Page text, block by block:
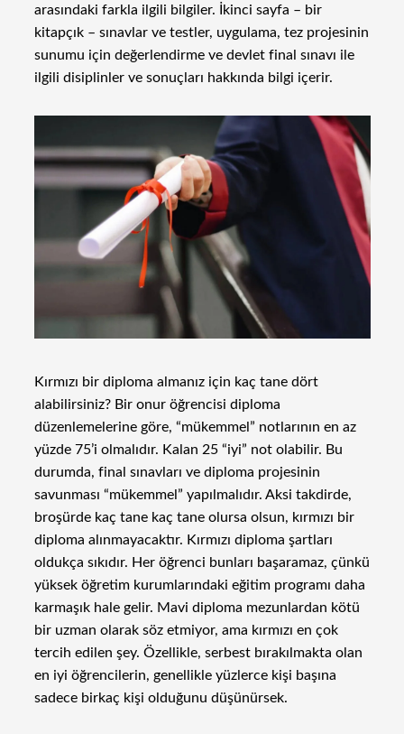
arasındaki farkla ilgili bilgiler. İkinci sayfa – bir
kitapçık – sınavlar ve testler, uygulama, tez projesinin
sunumu için değerlendirme ve devlet final sınavı ile
ilgili disiplinler ve sonuçları hakkında bilgi içerir.
Kırmızı bir diploma almanız için kaç tane dört
alabilirsiniz? Bir onur öğrencisi diploma
düzenlemelerine göre, “mükemmel” notlarının en az
yüzde 75’i olmalıdır. Kalan 25 “iyi” not olabilir. Bu
durumda, final sınavları ve diploma projesinin
savunması “mükemmel” yapılmalıdır. Aksi takdirde,
broşürde kaç tane kaç tane olursa olsun, kırmızı bir
diploma alınmayacaktır. Kırmızı diploma şartları
oldukça sıkıdır. Her öğrenci bunları başaramaz, çünkü
yüksek öğretim kurumlarındaki eğitim programı daha
karmaşık hale gelir. Mavi diploma mezunlardan kötü
bir uzman olarak söz etmiyor, ama kırmızı en çok
tercih edilen şey. Özellikle, serbest bırakılmakta olan
en iyi öğrencilerin, genellikle yüzlerce kişi başına
sadece birkaç kişi olduğunu düşünürsek.